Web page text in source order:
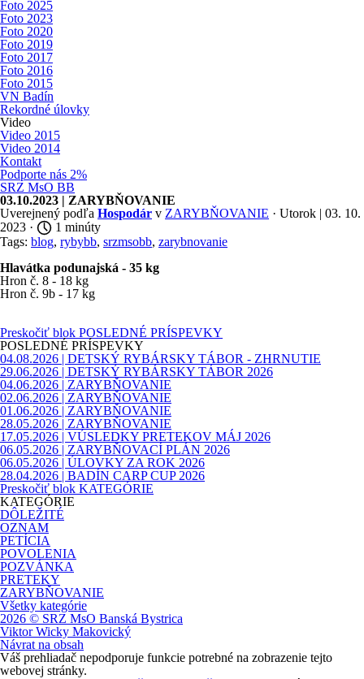
Foto 2025
Foto 2023
Foto 2020
Foto 2019
Foto 2017
Foto 2016
Foto 2015
VN Badín
Rekordné úlovky
Video
Video 2015
Video 2014
Kontakt
Podporte nás 2%
SRZ MsO BB
03.10.2023 | ZARYBŇOVANIE
Uverejnený podľa Hospodár v ZARYBŇOVANIE · Utorok | 03. 10.
2023 ·
1 minúty
Tags: blog, rybybb, srzmsobb, zarybnovanie
Hlavátka podunajská - 35 kg
Hron č. 8 - 18 kg
Hron č. 9b - 17 kg
Preskočiť blok POSLEDNÉ PRÍSPEVKY
POSLEDNÉ PRÍSPEVKY
04.08.2026 | DETSKÝ RYBÁRSKY TÁBOR - ZHRNUTIE
29.06.2026 | DETSKÝ RYBÁRSKY TÁBOR 2026
04.06.2026 | ZARYBŇOVANIE
02.06.2026 | ZARYBŇOVANIE
01.06.2026 | ZARYBŇOVANIE
28.05.2026 | ZARYBŇOVANIE
17.05.2026 | VÚSLEDKY PRETEKOV MÁJ 2026
06.05.2026 | ZARYBŇOVACÍ PLÁN 2026
06.05.2026 | ÚLOVKY ZA ROK 2026
28.04.2026 | BADÍN CARP CUP 2026
Preskočiť blok KATEGÓRIE
KATEGÓRIE
DÔLEŽITÉ
OZNAM
PETÍCIA
POVOLENIA
POZVÁNKA
PRETEKY
ZARYBŇOVANIE
Všetky kategórie
2026 © SRZ MsO Banská Bystrica
Viktor Wicky Makovický
Návrat na obsah
Váš prehliadač nepodporuje funkcie potrebné na zobrazenie tejto
webovej stránky.